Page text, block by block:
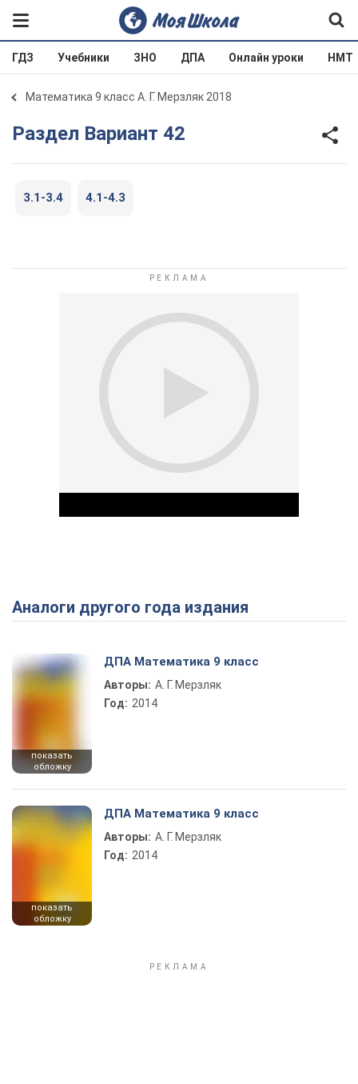
ГДЗ Учебники ЗНО ДПА Онлайн уроки НМТ
Математика 9 класс А. Г. Мерзляк 2018
Раздел Вариант 42
3.1-3.4 4.1-4.3
Play Video
Аналоги другого года издания
показать
обложку
ДПА Математика 9 класс
Авторы: А. Г. Мерзляк
Год: 2014
показать
обложку
ДПА Математика 9 класс
Авторы: А. Г. Мерзляк
Год: 2014